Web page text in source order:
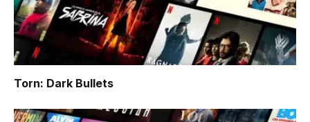
Torn: Dark Bullets